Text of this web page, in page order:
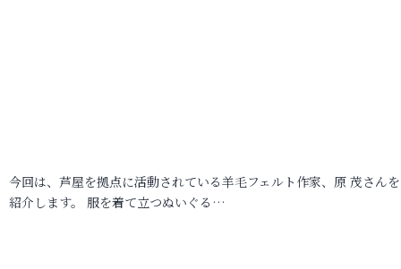
今回は、芦屋を拠点に活動されている羊毛フェルト作家、原 茂さん
紹介します。 服を着て立つぬいぐる…